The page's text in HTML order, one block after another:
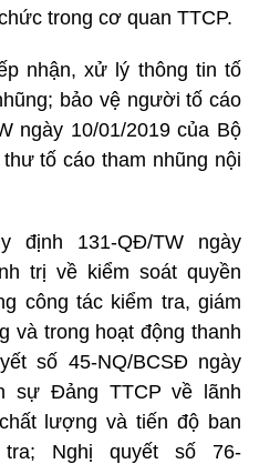
trong cơ quan TTCP.
nhận, xử lý thông tin tố
bảo vệ người tố cáo
ngày 10/01/2019 của Bộ
tố cáo tham nhũng nội
định 131-QĐ/TW ngày
trị về kiểm soát quyền
công tác kiểm tra, giám
và trong hoạt động thanh
số 45-NQ/BCSĐ ngày
sự Đảng TTCP về lãnh
lượng và tiến độ ban
Nghị quyết số 76-